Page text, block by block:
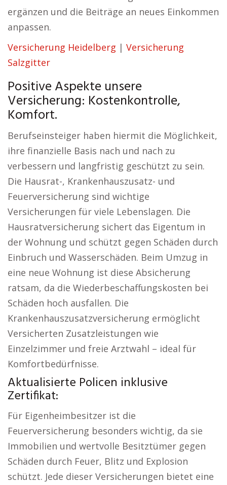
ergänzen und die Beiträge an neues Einkommen
anpassen.
Versicherung Heidelberg | Versicherung
Salzgitter
Positive Aspekte unsere
Versicherung: Kostenkontrolle,
Komfort.
Berufseinsteiger haben hiermit die Möglichkeit,
ihre finanzielle Basis nach und nach zu
verbessern und langfristig geschützt zu sein.
Die Hausrat-, Krankenhauszusatz- und
Feuerversicherung sind wichtige
Versicherungen für viele Lebenslagen. Die
Hausratversicherung sichert das Eigentum in
der Wohnung und schützt gegen Schäden durch
Einbruch und Wasserschäden. Beim Umzug in
eine neue Wohnung ist diese Absicherung
ratsam, da die Wiederbeschaffungskosten bei
Schäden hoch ausfallen. Die
Krankenhauszusatzversicherung ermöglicht
Versicherten Zusatzleistungen wie
Einzelzimmer und freie Arztwahl – ideal für
Komfortbedürfnisse.
Aktualisierte Policen inklusive
Zertifikat:
Für Eigenheimbesitzer ist die
Feuerversicherung besonders wichtig, da sie
Immobilien und wertvolle Besitztümer gegen
Schäden durch Feuer, Blitz und Explosion
schützt. Jede dieser Versicherungen bietet eine